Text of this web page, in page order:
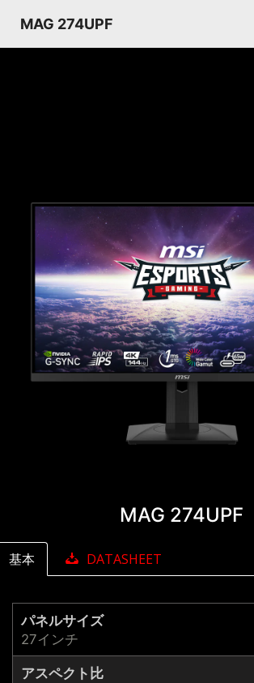
MAG 274UPF
MAG 274UPF
基本 DATASHEET
パネルサイズ
27インチ
アスペクト比